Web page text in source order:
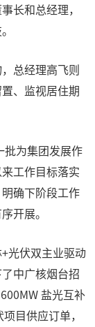
长和总经理，
总经理高飞则
、监视居住期
批为集团发展作
工作目标落实
确下阶段工作
开展。
光伏双主业驱动
中广核烟台招
盐光互补
目供应订单，